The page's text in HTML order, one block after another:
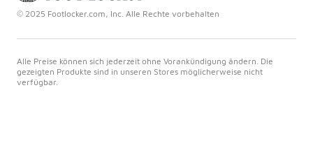
© 2025 Footlocker.com, Inc. Alle Rechte vorbehalten
Alle Preise können sich jederzeit ohne Vorankündigung ändern. Die
gezeigten Produkte sind in unseren Stores möglicherweise nicht
verfügbar.